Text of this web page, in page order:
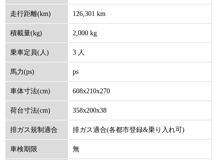
走行距離(km) 126,301 km
積載量(kg) 2,000 kg
乗車定員(人) 3 人
馬力(ps) ps
車体寸法(cm) 608x210x270
荷台寸法(cm) 358x200x38
排ガス規制適合 排ガス適合(各都市登録&乗り入れ可)
車検期限 無